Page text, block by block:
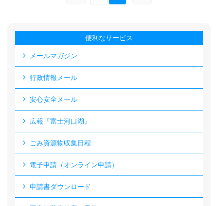
便利なサービス
メールマガジン
行政情報メール
安心安全メール
広報『富士河口湖』
ごみ資源物収集日程
電子申請（オンライン申請）
申請書ダウンロード